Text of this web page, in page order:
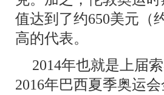
值达到了约650美元（
高的代表。
2014年也就是上届
2016年巴西夏季奥运